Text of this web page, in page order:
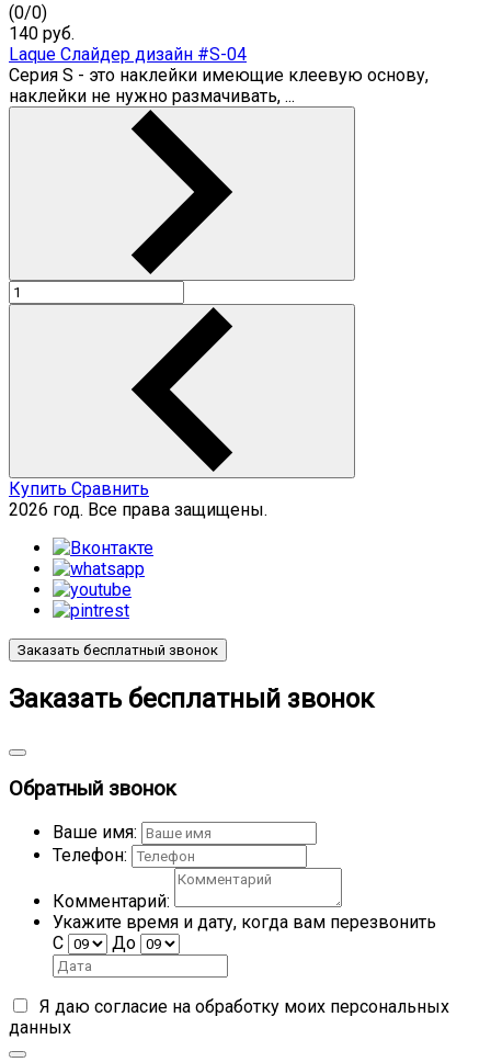
(0/0)
140 руб.
Laque Слайдер дизайн #S-04
Серия S - это наклейки имеющие клеевую основу,
наклейки не нужно размачивать, ...
Купить Сравнить
2026 год. Все права защищены.
Заказать бесплатный звонок
Заказать бесплатный звонок
Обратный звонок
Ваше имя:
Телефон:
Комментарий:
Укажите время и дату, когда вам перезвонить
С
До
Я даю согласие на обработку моих персональных
данных